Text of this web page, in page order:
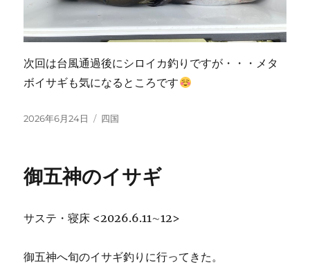
次回は台風通過後にシロイカ釣りですが・・・メタ
ボイサギも気になるところです
投
2026年6月24日
カ
ー
四国
御五神のイサギ
サステ・寝床 <2026.6.11∼12>
御五神へ旬のイサギ釣りに行ってきた。